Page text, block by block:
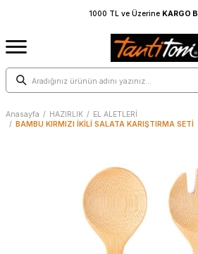
1000 TL ve Üzerine
Anasayfa / HAZIRLIK / EL ALETLERİ
/ BAMBU KIRMIZI İKİLİ SALATA KARIŞTIRMA SETİ